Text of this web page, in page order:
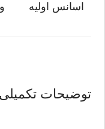
اسانس اولیه
توضیحات تکمیلی